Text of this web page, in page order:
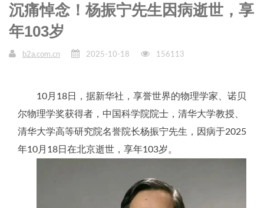
沉痛悼念！杨振宁先生因病逝世，享
年103岁
b2a.com.cn 2025-10-18 156113
10月18日，据新华社，享誉世界的物理学家、诺贝
尔物理学奖获得者，中国科学院院士，清华大学教授、
清华大学高等研究院名誉院长杨振宁先生，因病于2025
年10月18日在北京逝世，享年103岁。